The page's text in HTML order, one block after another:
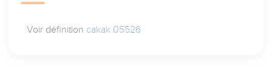
Voir définition cakak 05526